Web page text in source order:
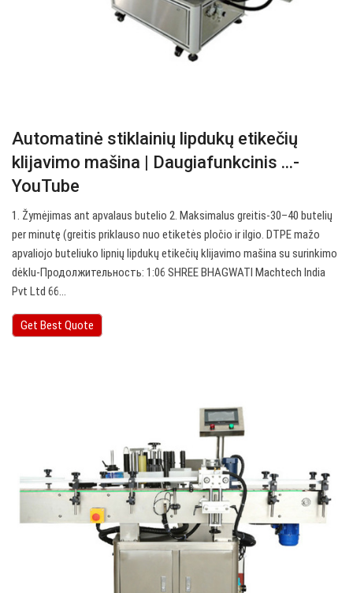
Automatinė stiklainių lipdukų etikečių
klijavimo mašina | Daugiafunkcinis ...-
YouTube
1. Žymėjimas ant apvalaus butelio 2. Maksimalus greitis-30–40 butelių
per minutę (greitis priklauso nuo etiketės pločio ir ilgio. DTPE mažo
apvaliojo buteliuko lipnių lipdukų etikečių klijavimo mašina su surinkimo
dėklu-Продолжительность: 1:06 SHREE BHAGWATI Machtech India
Pvt Ltd 66…
Get Best Quote